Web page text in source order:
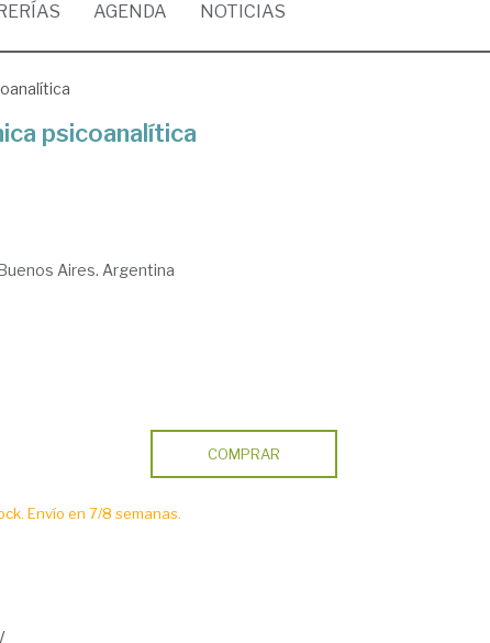
AGENDA NOTICIAS
psicoanalítica
Aires. Argentina
Envío en 7/8 semanas.
COMPRAR